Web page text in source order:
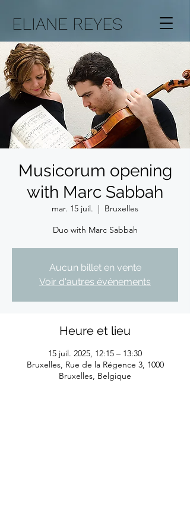
ELIANE REYES
Musicorum opening
with Marc Sabbah
mar. 15 juil.
  |
Bruxelles
Duo with Marc Sabbah
Aucun billet en vente
Voir d'autres événements
Heure et lieu
15 juil. 2025, 12:15 – 13:30
Bruxelles, Rue de la Régence 3, 1000
Bruxelles, Belgique